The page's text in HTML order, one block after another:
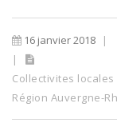
16 janvier 2018
Collectivites locales
Région Auvergne-